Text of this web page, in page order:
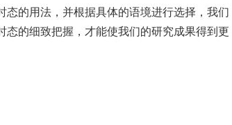
的用法，并根据具体的语境进行选择，我们
的细致把握，才能使我们的研究成果得到更